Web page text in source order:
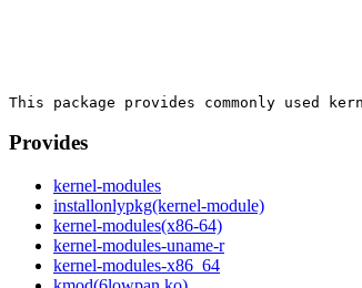
Provides
kernel-modules
installonlypkg(kernel-module)
kernel-modules(x86-64)
kernel-modules-uname-r
kernel-modules-x86_64